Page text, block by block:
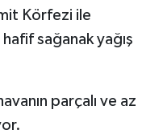
Körfezi ile
sağanak yağış
parçalı ve az